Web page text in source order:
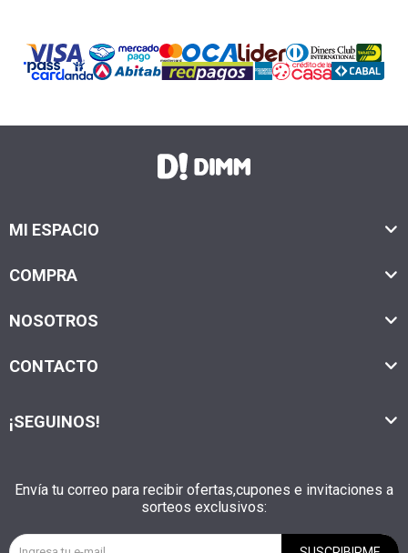
MI ESPACIO
COMPRA
NOSOTROS
CONTACTO
Envía tu correo para recibir ofertas,cupones e invitaciones a
sorteos exclusivos:
¡SEGUINOS!